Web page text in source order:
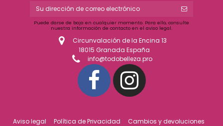
Puede darse de baja en cualquier momento. Para ello, consulte
nuestra información de contacto en el aviso legal.
Circunvalación de la Encina 13
18015 Granada España
info@todobelleza.pro
Aviso legal Política de Privacidad
Cambios y devoluciones